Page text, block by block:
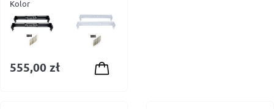
Kolor
555,00 zł